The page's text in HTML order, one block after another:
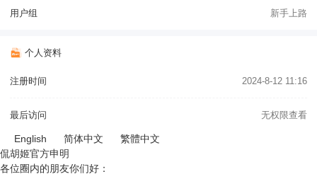
用户组 新手上路
个人资料
注册时间 2024-8-12 11:16
最后访问 无权限查看
English 简体中文
繁體中文
侃胡姬官方申明
各位圈内的朋友你们好：